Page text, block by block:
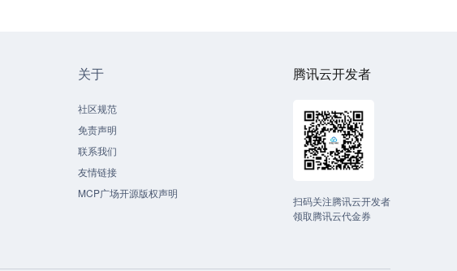
关于
社区规范
免责声明
联系我们
友情链接
MCP广场开源版权声明
腾讯云开发者
扫码关注腾讯云开发者
领取腾讯云代金券